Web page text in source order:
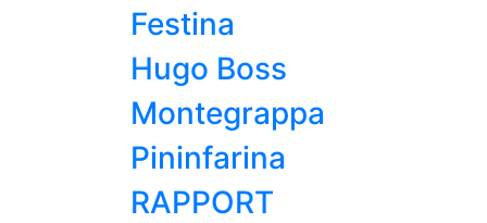
Festina
Hugo Boss
Montegrappa
Pininfarina
RAPPORT